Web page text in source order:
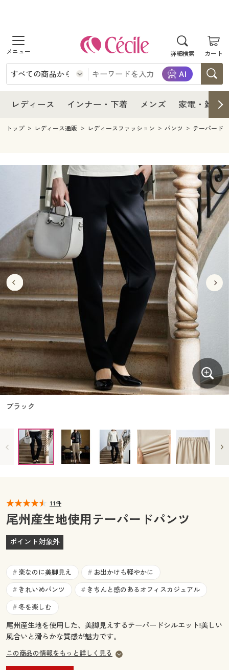
詳細検索 カート
商品を探す
レディース
レディースファッション
インナー・下着
インナー・下着通販すべて
メンズ下着
ジュニア・ティーンズ下着
メンズ
メンズファッション
メンズ下着
家電・雑貨すべて
キッチン・雑貨・日用品
寝具・インテリア・家具
寝具・インテリア・家具通販すべて
家具・収納
寝具・ベッド
カーテン・ラグ・ファブリック
美容・健康
美容・健康通販すべて
美容・健康・サプリメント
制服・スクール
制服・スクールすべて
制服・学生服
ジュニア・ティーンズ下着
大きいサイズ
大きいサイズ通販すべて
大きいサイズ レディース服
大きいサイズ レディース下着
大きいサイズ メンズ
バーゲン
バーゲンセール
シークレットセール
詳細検索
商品カテゴリ一覧
カタログ
カタログ・チラシからのご注文
デジタルカタログ
カタログ無料プレゼント
マイページ
閲覧履歴
お気に入り
サポート
よくある質問とお問い合わせ
レディース インナー・下着 メンズ 家電・雑貨
レディース
レディース通販すべて
レディースファッション
インナー・下着
インナー・下着通販すべて
ジュニア・ティーンズ下着
メンズ
メンズ下着
キッチン・雑貨・日用品
寝具・インテリア・家具通販すべて
家具・収納
寝具・ベッド
カーテン・ラグ・ファブリック
美容・健康
美容・健康通販すべて
美容・健康・サプリメント
制服・スクール
制服・スクールすべて
制服・学生服
ジュニア・ティーンズ下着
大きいサイズ
大きいサイズ通販すべて
大きいサイズ レディース服
大きいサイズ レディース下着
大きいサイズ メンズ
大きいサイズ 事務・制服
バーゲン
バーゲンセール
シークレットセール
詳細検索
商品カテゴリ一覧
カタログ
カタログ・チラシからのご注文
カタログ無料プレゼント
会員メニュー
閲覧履歴
お気に入り
ご利用ガイド
よくある質問とお問い合わせ
トップ レディース通販 レディースファッション パンツ テーパード
ブラック
11件
尾州産生地使用テーパードパンツ
ポイント対象外
# 楽なのに美脚見え # お出かけも軽やかに
# きれいめパンツ # きちんと感のあるオフィスカジュアル
# 冬を楽しむ
尾州産生地を使用した、美脚見えするテーパードシルエット!美しい
風合いと滑らかな質感が魅力です。
この商品の情報をもっと詳しく見る